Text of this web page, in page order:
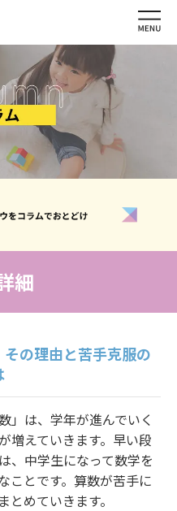
の特長
者の声
リとは？
・
料金
介
流れ
わせ
イン
細
の理由と苦手克服の
」は、学年が進んでいく
増えていきます。早い段
、中学生になって数学を
ことです。算数が苦手に
めていきます。